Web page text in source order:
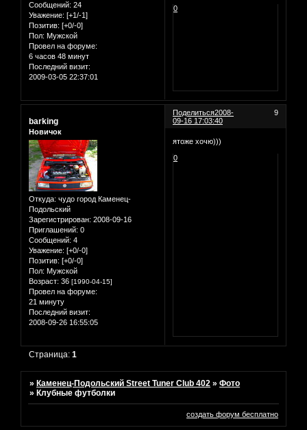
Сообщений: 24
Уважение: [+1/-1]
Позитив: [+0/-0]
Пол: Мужской
Провел на форуме:
6 часов 48 минут
Последний визит:
2009-03-05 22:37:01
0
Поделиться 9
2008-
09-16 17:03:40
barking
Новичок
Откуда: чудо город Каменец-
Подольский
Зарегистрирован: 2008-09-16
Приглашений: 0
Сообщений: 4
Уважение: [+0/-0]
Позитив: [+0/-0]
Пол: Мужской
Возраст: 36 [1990-04-15]
Провел на форуме:
21 минуту
Последний визит:
2008-09-26 16:55:05
ятоже хочю)))
0
Страница:1
» Каменец-Подольский Street Tuner Club 402 »Фото
» Клубные футболки
создать форум бесплатно